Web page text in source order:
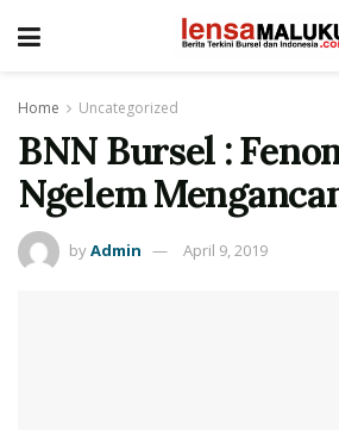
Home Uncategorized
BNN Bursel :
Ngelem
byAdmin April 9, 2019